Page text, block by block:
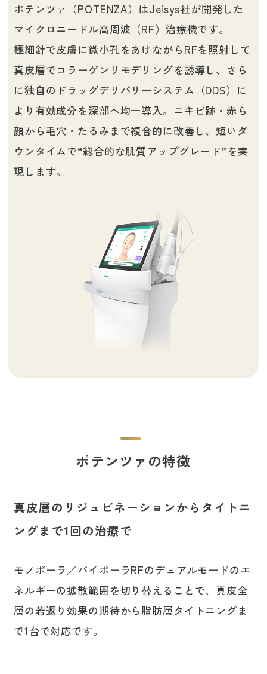
ポテンツァ（POTENZA）はJeisys社が開発した
マイクロニードル高周波（RF）治療機です。
極細針で皮膚に微小孔をあけながらRFを照射して
真皮層でコラーゲンリモデリングを誘導し、さら
に独自のドラッグデリバリーシステム（DDS）に
より有効成分を深部へ均一導入。ニキビ跡・赤ら
顔から毛穴・たるみまで複合的に改善し、短いダ
ウンタイムで“総合的な肌質アップグレード”を実
現します。
ポテンツァの特徴
真皮層のリジュビネーションからタイトニ
ングまで1回の治療で
モノポーラ／バイポーラRFのデュアルモードのエ
ネルギーの拡散範囲を切り替えることで、真皮全
層の若返り効果の期待から脂肪層タイトニングま
で1台で対応です。